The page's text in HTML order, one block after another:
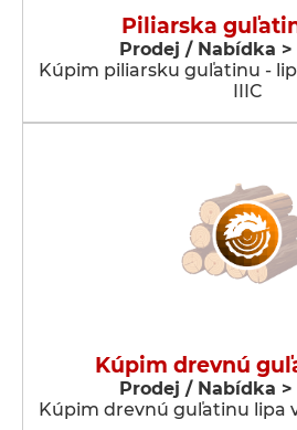
Piliarska
Prodej / Nabídka
Kúpim piliarsku guľatinu -
IIIC
Kúpim drevnú
Prodej / Nabídka
Kúpim drevnú guľatinu lipa